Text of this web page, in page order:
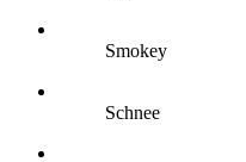
Smokey
Schnee